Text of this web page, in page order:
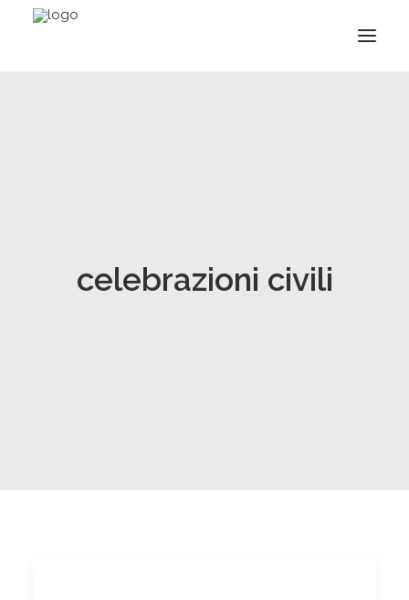
celebrazioni civili